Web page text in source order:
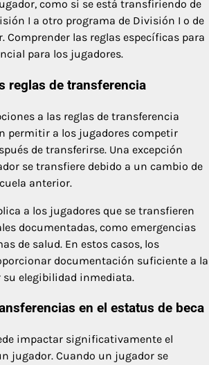
como si se está transfiriendo de
I a otro programa de División I o de
las reglas específicas para
para los jugadores.
reglas de transferencia
a las reglas de transferencia
permitir a los jugadores competir
de transferirse. Una excepción
se transfiere debido a un cambio de
anterior.
a los jugadores que se transfieren
documentadas, como emergencias
de salud. En estos casos, los
documentación suficiente a la
su elegibilidad inmediata.
en el estatus de beca
impactar significativamente el
jugador. Cuando un jugador se